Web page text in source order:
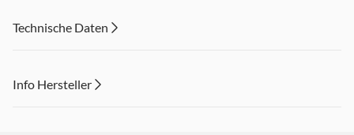
Technische Daten
Info Hersteller